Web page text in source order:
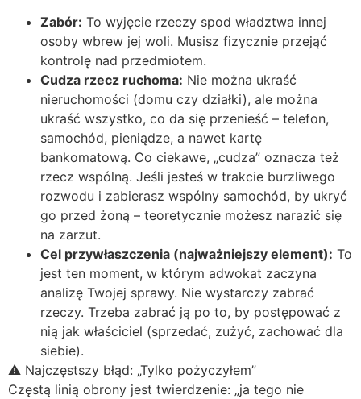
Zabór: To wyjęcie rzeczy spod władztwa innej
osoby wbrew jej woli. Musisz fizycznie przejąć
kontrolę nad przedmiotem.
Cudza rzecz ruchoma: Nie można ukraść
nieruchomości (domu czy działki), ale można
ukraść wszystko, co da się przenieść – telefon,
samochód, pieniądze, a nawet kartę
bankomatową. Co ciekawe, „cudza” oznacza też
rzecz wspólną. Jeśli jesteś w trakcie burzliwego
rozwodu i zabierasz wspólny samochód, by ukryć
go przed żoną – teoretycznie możesz narazić się
na zarzut.
Cel przywłaszczenia (najważniejszy element): To
jest ten moment, w którym adwokat zaczyna
analizę Twojej sprawy. Nie wystarczy zabrać
rzeczy. Trzeba zabrać ją po to, by postępować z
nią jak właściciel (sprzedać, zużyć, zachować dla
siebie).
⚠️ Najczęstszy błąd: „Tylko pożyczyłem”
Częstą linią obrony jest twierdzenie: „ja tego nie